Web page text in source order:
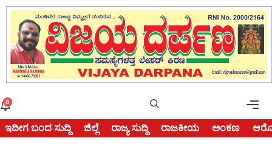
Skip
content
8
ಇದೀಗ ಬಂದ ಸುದ್ದಿ ಜಿಲ್ಲೆ ರಾಜ್ಯ ಸುದ್ದಿ ರಾಜಕೀಯ ಅಂಕಣ